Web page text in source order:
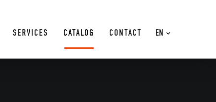
EN
SERVICES CATALOG CONTACT